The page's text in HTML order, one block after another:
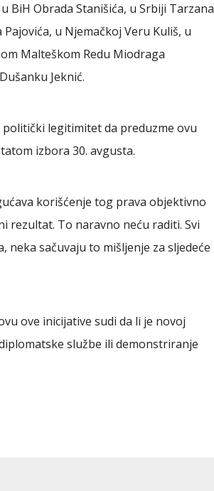
BiH Obrada Stanišića, u Srbiji Tarzana
u Njemačkoj Veru Kuliš, u
Malteškom Redu Miodraga
Jeknić.
legitimitet da preduzme ovu
izbora 30. avgusta.
korišćenje tog prava objektivno
rezultat. To naravno neću raditi. Svi
neka sačuvaju to mišljenje za sljedeće
ove inicijative sudi da li je novoj
službe ili demonstriranje